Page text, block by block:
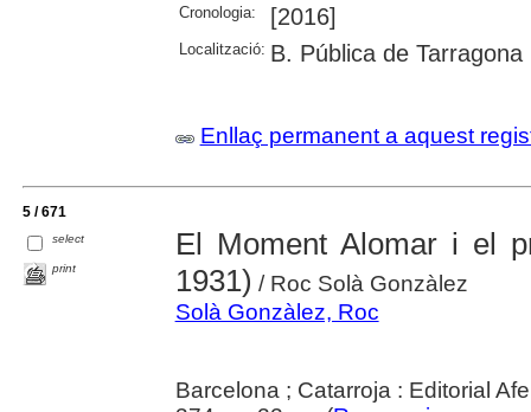
Cronologia: [2016]
Localització: B. Pública de Tarragona
Enllaç permanent a aquest
5 / 671
select
print
El Moment Alomar i el
1931) / Roc Solà Gonzàlez
Solà Gonzàlez, Roc
Barcelona ; Catarroja : Editorial